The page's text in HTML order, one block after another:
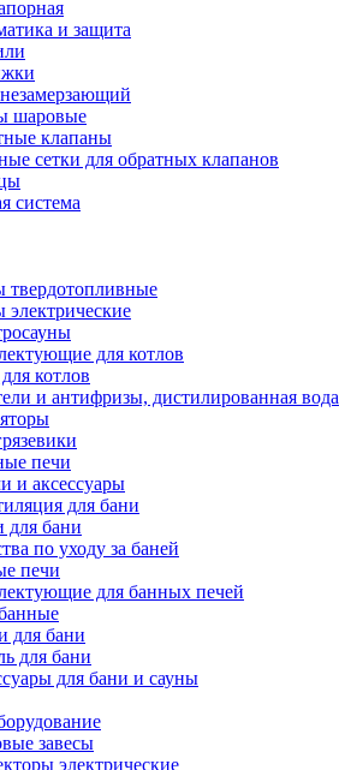
и защита
шаровые
клапаны
сетки для обратных клапанов
система
твердотопливные
электрические
для котлов
котлов
и антифризы, дистилированная вода
печи
и аксессуары
для бани
для бани
по уходу за баней
печи
для банных печей
для бани
для бани
для бани и сауны
завесы
электрические